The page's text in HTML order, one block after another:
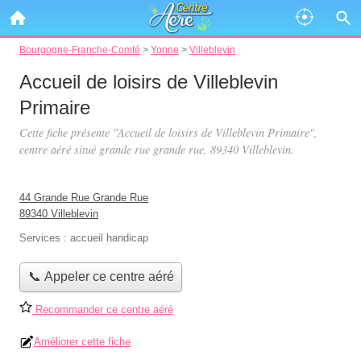
Bourgogne-Franche-Comté > Yonne > Villeblevin
Accueil de loisirs de Villeblevin
Primaire
Cette fiche présente "Accueil de loisirs de Villeblevin Primaire",
centre aéré situé grande rue grande rue, 89340 Villeblevin.
44 Grande Rue Grande Rue
89340 Villeblevin
Services : accueil handicap
📞 Appeler ce centre aéré
Recommander ce centre aéré
Améliorer cette fiche